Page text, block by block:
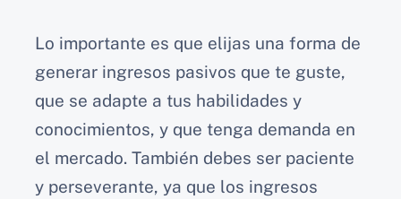
Lo importante es que elijas una forma de
generar ingresos pasivos que te guste,
que se adapte a tus habilidades y
conocimientos, y que tenga demanda en
el mercado. También debes ser paciente
y perseverante, ya que los ingresos